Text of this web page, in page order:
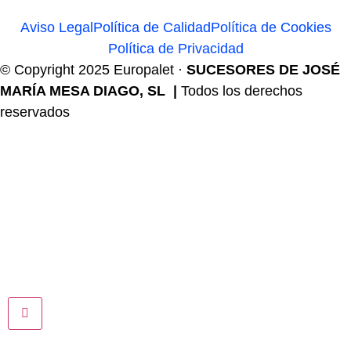
Aviso Legal Política de CalidadPolítica de Cookies
Política de Privacidad
© Copyright 2025 Europalet · SUCESORES DE JOSÉ
MARÍA MESA DIAGO, SL |
Todos los derechos
reservados